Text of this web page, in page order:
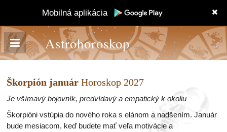
Mobilná aplikácia
Astrohoroskop
Škorpión január Horoskop 2027
Je všímavý bojovník, predvídavý a empatický k okoliu
Škorpióni vstúpia do nového roka s elánom a nadšením. Január
bude mesiacom, keď budete mať veľa motivácie a